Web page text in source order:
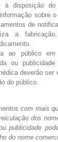
à disposição
sobre
de
a
ao público
ou
deverão ser
do público.
com mais
dos
publicidade
do nome